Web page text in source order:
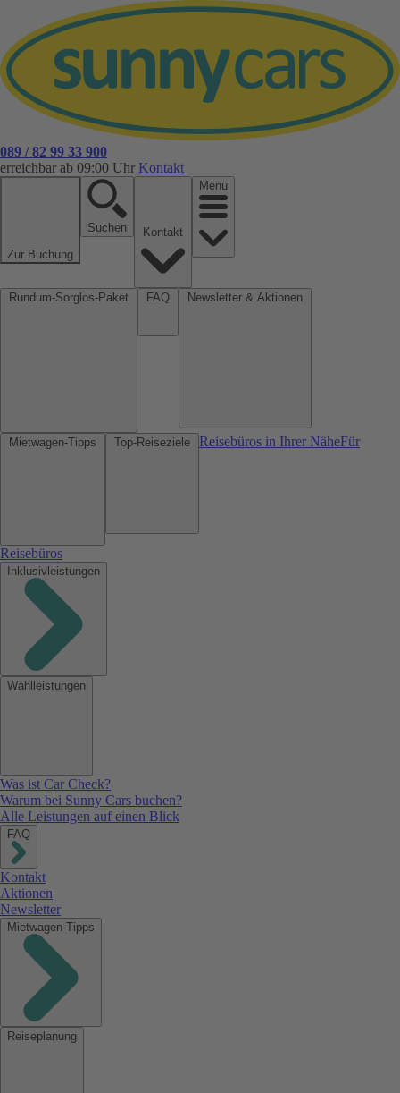
089 / 82 99 33 900
erreichbar ab 09:00 Uhr Kontakt
Zur Buchung
Suchen
Menü
Reisebüros in Ihrer NäheFür
Reisebüros
Inklusivleistungen
Wahlleistungen
Was ist Car Check?
Warum bei Sunny Cars buchen?
Alle Leistungen auf einen Blick
FAQ
Kontakt
Aktionen
Newsletter
Mietwagen-Tipps
Reiseplanung